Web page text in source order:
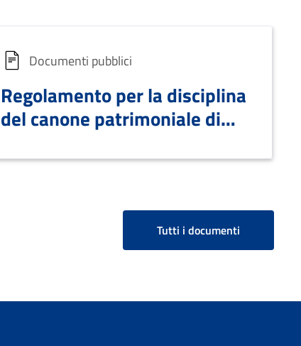
Documenti pubblici
Regolamento per la disciplina
del canone patrimoniale di
pubblico, di esposizione
Tutti i documenti